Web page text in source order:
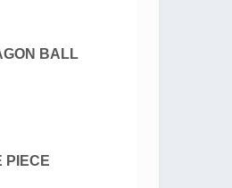
BALL
PIECE